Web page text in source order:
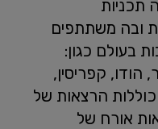
תכניות
ובה משתתפים
בעולם כגון:
הודו, קפריסין,
כוללות הרצאות של
אורח של